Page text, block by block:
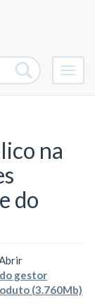
na
do
Abrir
gestor
(3.760Mb)